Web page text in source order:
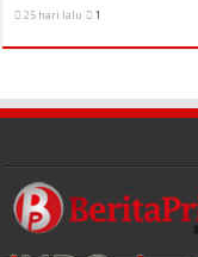
25 hari lalu 1